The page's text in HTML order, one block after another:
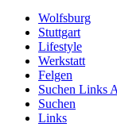
Wolfsburg
Stuttgart
Lifestyle
Werkstatt
Felgen
Suchen Links
Suchen
Links